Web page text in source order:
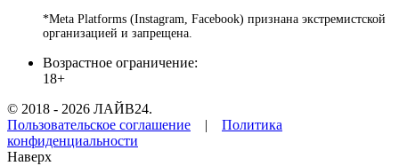
*Meta Platforms (Instagram, Facebook) признана экстремистской
организацией и запрещена.
Возрастное ограничение:
18+
© 2018 - 2026 ЛАЙВ24.
Пользовательское соглашение | Политика
конфиденциальности
Наверх